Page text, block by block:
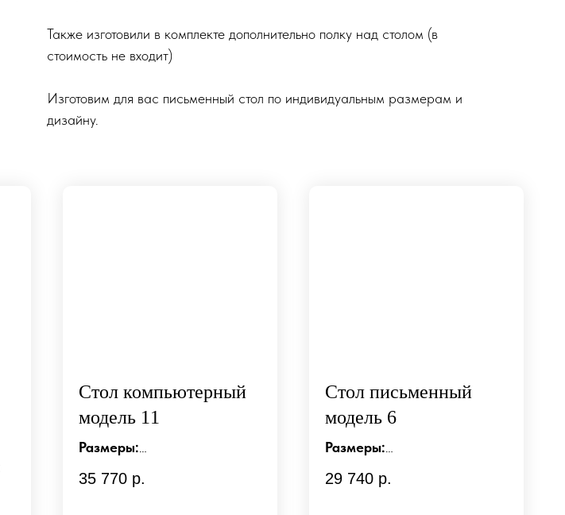
Также изготовили в комплекте дополнительно полку над столом (в
стоимость не входит)
Изготовим для вас письменный стол по индивидуальным размерам и
дизайну.
Стол компьютерный
модель 11
Размеры:
35 770 р.
Стол письменный
модель 6
Размеры:
29 740 р.